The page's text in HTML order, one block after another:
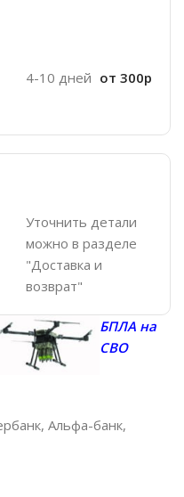
4-10 дней от 300р
Уточнить детали
можно в разделе
"Доставка и
возврат"
БПЛА на
СВО
Альфа-банк,